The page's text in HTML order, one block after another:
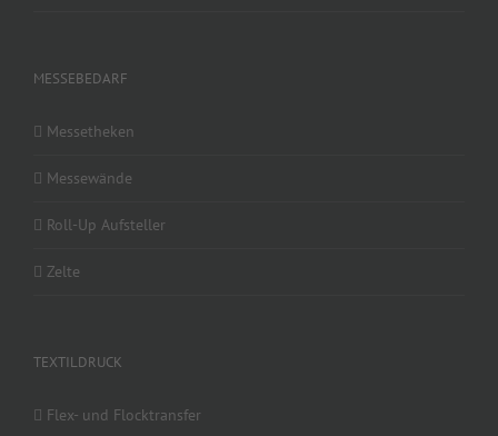
MESSEBEDARF
Messetheken
Messewände
Roll-Up Aufsteller
Zelte
TEXTILDRUCK
Flex- und Flocktransfer